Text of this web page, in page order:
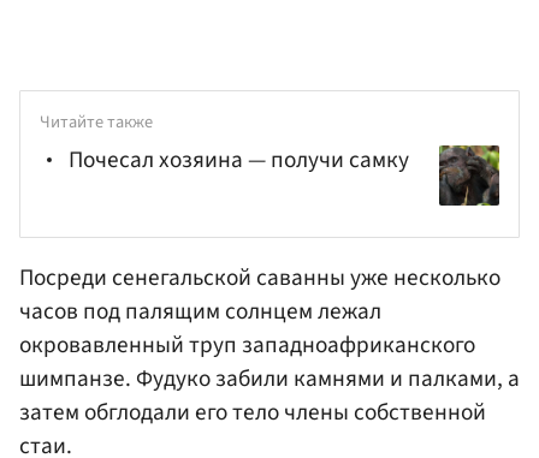
Читайте также
Почесал хозяина — получи самку
Посреди сенегальской саванны уже несколько
часов под палящим солнцем лежал
окровавленный труп западноафриканского
шимпанзе. Фудуко забили камнями и палками, а
затем обглодали его тело члены собственной
стаи.